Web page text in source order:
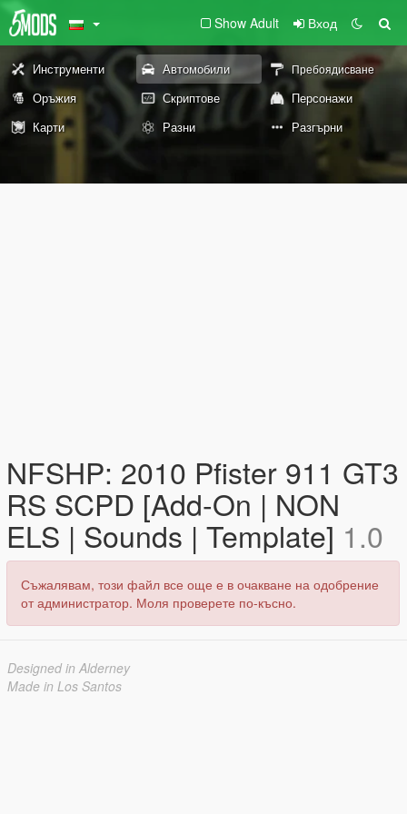
Show Adult Вход
Инструменти Автомобили Пребоядисване
Оръжия Скриптове
Персонажи
Карти
Разни Разгърни
NFSHP: 2010 Pfister 911 GT3
RS SCPD [Add-On | NON
ELS | Sounds | Template] 1.0
Съжалявам, този файл все още е в очакване на одобрение
от администратор. Моля проверете по-късно.
Designed in Alderney
Made in Los Santos